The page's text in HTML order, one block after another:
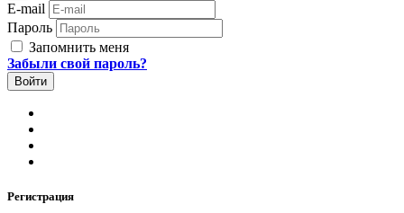
E-mail
Пароль
Запомнить меня
Забыли свой пароль?
Регистрация